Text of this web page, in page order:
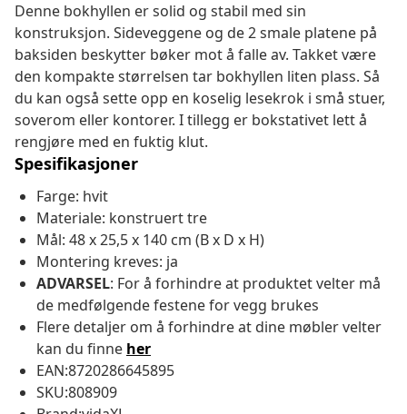
Denne bokhyllen er solid og stabil med sin
konstruksjon. Sideveggene og de 2 smale platene på
baksiden beskytter bøker mot å falle av. Takket være
den kompakte størrelsen tar bokhyllen liten plass. Så
du kan også sette opp en koselig lesekrok i små stuer,
soverom eller kontorer. I tillegg er bokstativet lett å
rengjøre med en fuktig klut.
Spesifikasjoner
Farge: hvit
Materiale: konstruert tre
Mål: 48 x 25,5 x 140 cm (B x D x H)
Montering kreves: ja
ADVARSEL: For å forhindre at produktet velter må
de medfølgende festene for vegg brukes
Flere detaljer om å forhindre at dine møbler velter
kan du finne her
EAN:8720286645895
SKU:808909